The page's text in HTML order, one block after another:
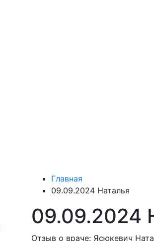
Главная
09.09.2024 Наталья
09.09.2024
Отзыв о враче: Ясюкевич